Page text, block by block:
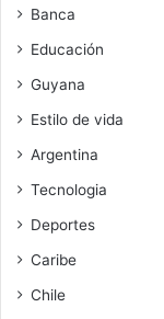
Banca
Educación
Guyana
Estilo de vida
Argentina
Tecnologia
Deportes
Caribe
Chile